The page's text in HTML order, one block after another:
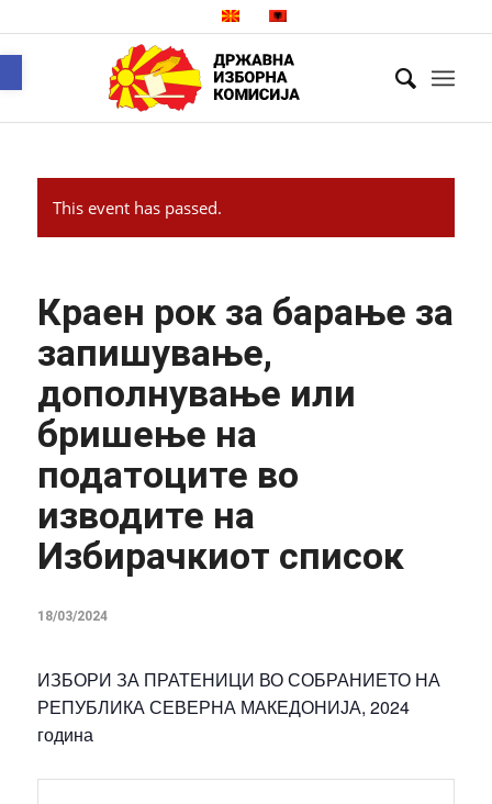
This event has passed.
Краен рок за барање за
запишување,
дополнување или
бришење на
податоците во
изводите на
Избирачкиот список
18/03/2024
ИЗБОРИ ЗА ПРАТЕНИЦИ ВО СОБРАНИЕТО НА
РЕПУБЛИКА СЕВЕРНА МАКЕДОНИЈА, 2024
година
Open toolbar